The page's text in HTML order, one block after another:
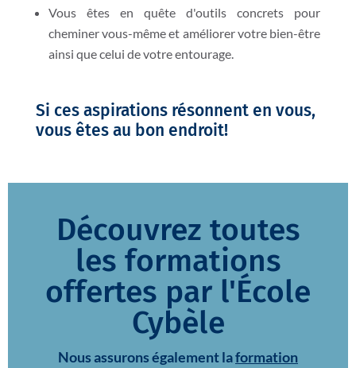
Vous êtes en quête d'outils concrets pour
cheminer vous-même et améliorer votre bien-être
ainsi que celui de votre entourage.
Si ces aspirations résonnent en vous,
vous êtes au bon endroit!
Découvrez toutes
les formations
offertes par l'École
Cybèle
Nous assurons également laformation